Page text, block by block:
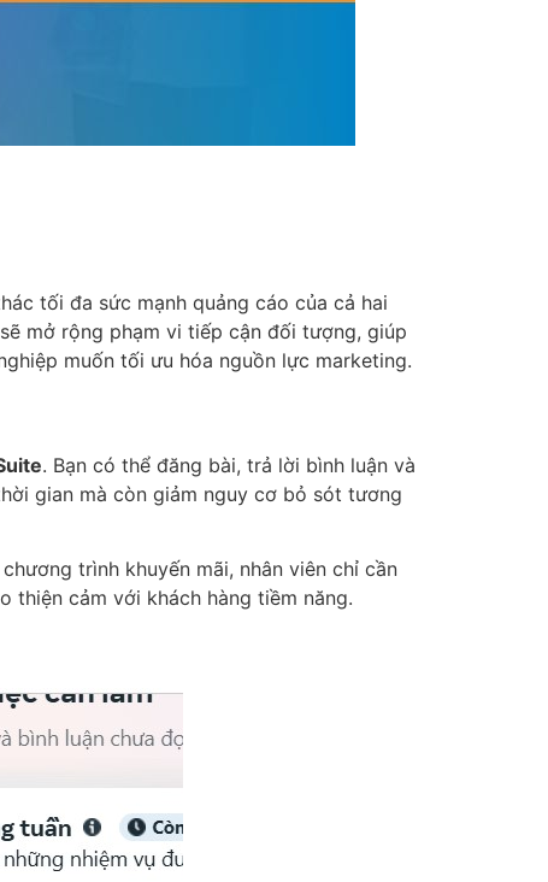
tối đa sức mạnh quảng cáo của cả hai
mở rộng phạm vi tiếp cận đối tượng, giúp
muốn tối ưu hóa nguồn lực marketing.
. Bạn có thể đăng bài, trả lời bình luận và
gian mà còn giảm nguy cơ bỏ sót tương
trình khuyến mãi, nhân viên chỉ cần
thiện cảm với khách hàng tiềm năng.